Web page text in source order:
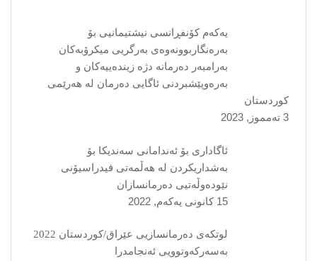
یەکەم کۆنفڕانسی نیشتیمانیی بۆ
بەرەنگاربوونەوەی بەرگریی میکرۆبەکان
بەرامبەر دەرمانە دژە زیندەییەکان و
بەرەوپێشبردنی ئاگایی دەرمان لە هەرێمی
کوردستان
3 ته‌مموز, 2023
ئاگاداری بۆ ئەندامانی سەندیکا بۆ
بەشداریکردن لە هەڵمەتی فیدراسیۆنی
نێودەوڵەتیی دەرمانسازان
15 كانونی یه‌كه‌م, 2022
لوتکەی دەرمانسازیی عێراق/کوردستان 2022
بەسەرکەوتوویی ئەنجامدرا